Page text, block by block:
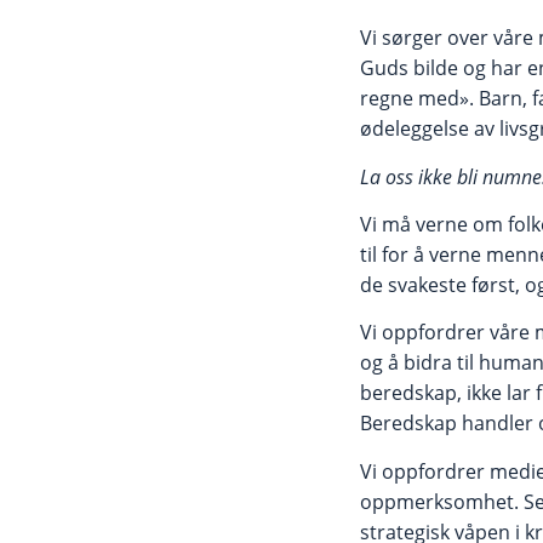
Vi sørger over våre
Guds bilde og har
regne med». Barn,
ødeleggelse av
La oss ikke bli
Vi må verne om
til for å verne
de svakeste først,
Vi oppfordrer våre
og å bidra til
beredskap, ikke
Beredskap handler
Vi oppfordrer
oppmerksomhet.
strategisk våpen i